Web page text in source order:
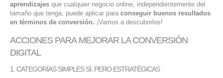
aprendizajes que cualquier negocio online, independientemente del
tamaño que tenga, puede aplicar para conseguir buenos resultados
en términos de conversión. ¡Vamos a descubrirlos!
ACCIONES PARA MEJORAR LA CONVERSIÓN
DIGITAL
1. CATEGORÍAS SIMPLES SÍ, PERO ESTRATÉGICAS